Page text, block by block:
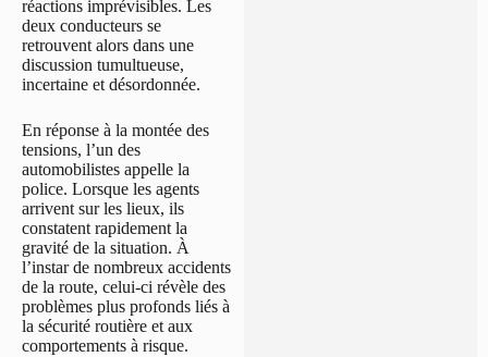
réactions imprévisibles. Les
deux conducteurs se
retrouvent alors dans une
discussion tumultueuse,
incertaine et désordonnée.
En réponse à la montée des
tensions, l’un des
automobilistes appelle la
police. Lorsque les agents
arrivent sur les lieux, ils
constatent rapidement la
gravité de la situation. À
l’instar de nombreux accidents
de la route, celui-ci révèle des
problèmes plus profonds liés à
la sécurité routière et aux
comportements à risque.